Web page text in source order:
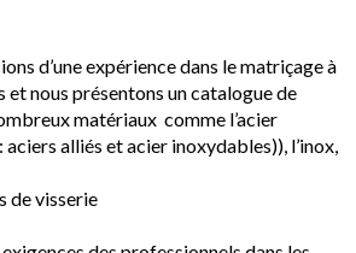
d’une expérience dans le matriçage à
et nous présentons un catalogue de
matériaux comme l’acier
alliés et acier inoxydables)), l’inox,
de visserie